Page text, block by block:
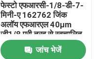
फेस्टो एफआरसी-1/8-डी-7-
मिनी-ए 162762 जिंक
अलॉय एफआरएल 40µm
जी1/8 पूरी तरह से स्वचालित
ड्रेन 0.5-7बार प्रेशर गेज के
साथ
जांच भेजें